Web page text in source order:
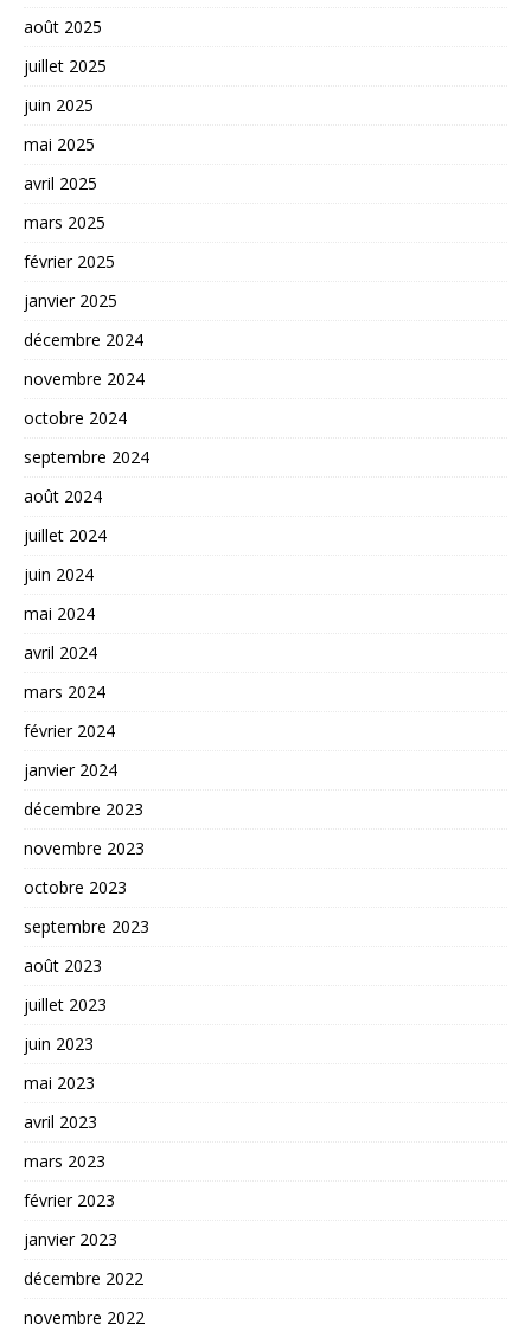
août 2025
juillet 2025
juin 2025
mai 2025
avril 2025
mars 2025
février 2025
janvier 2025
décembre 2024
novembre 2024
octobre 2024
septembre 2024
août 2024
juillet 2024
juin 2024
mai 2024
avril 2024
mars 2024
février 2024
janvier 2024
décembre 2023
novembre 2023
octobre 2023
septembre 2023
août 2023
juillet 2023
juin 2023
mai 2023
avril 2023
mars 2023
février 2023
janvier 2023
décembre 2022
novembre 2022